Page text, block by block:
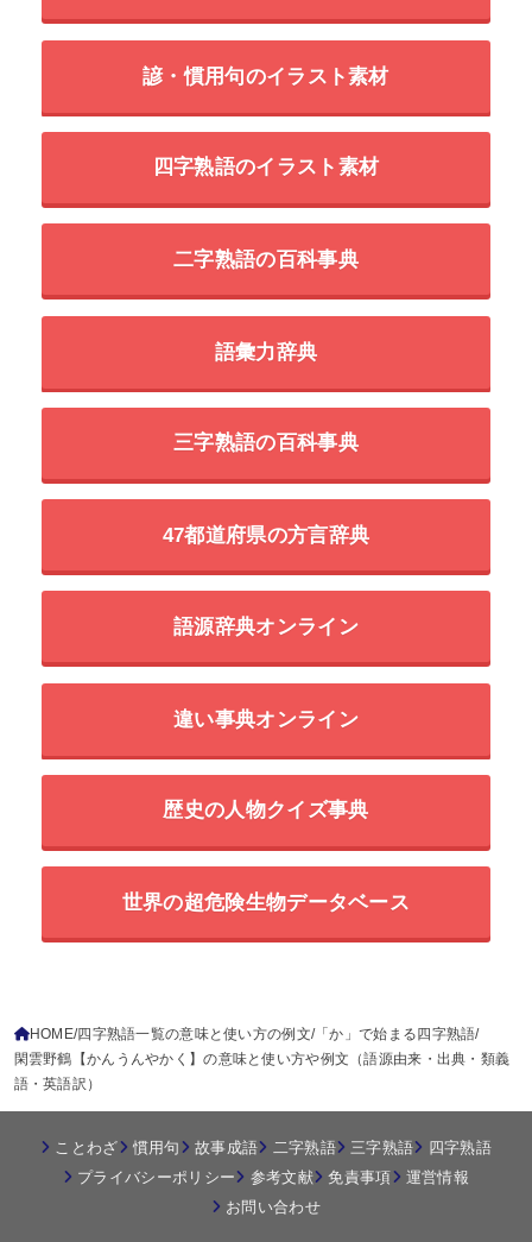
諺・慣用句のイラスト素材
四字熟語のイラスト素材
二字熟語の百科事典
語彙力辞典
三字熟語の百科事典
47都道府県の方言辞典
語源辞典オンライン
違い事典オンライン
歴史の人物クイズ事典
世界の超危険生物データベース
HOME 四字熟語一覧の意味と使い方の例文
「か」で始まる四字熟語
閑雲野鶴【かんうんやかく】の意味と使い方や例文（語源由来・出典・類義
語・英語訳）
ことわざ 慣用句 故事成語 二字熟語 三字熟語
四字熟語
プライバシーポリシー
参考文献 免責事項
運営情報
お問い合わせ